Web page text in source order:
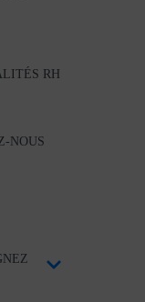
RH
NOUS